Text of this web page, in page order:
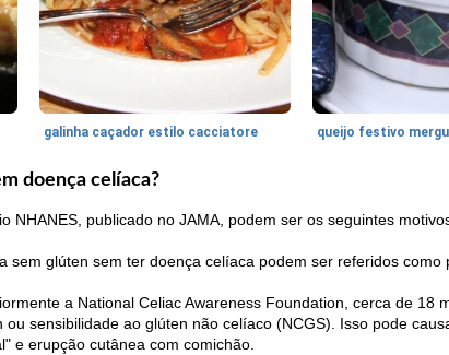
galinha caçador estilo cacciatore queijo festivo
doença celíaca?
NHANES, publicado no JAMA, podem ser os seguintes
sem glúten sem ter doença celíaca podem ser referidos
a National Celiac Awareness Foundation, cerca de 18
sensibilidade ao glúten não celíaco (NCGS). Isso pode
e erupção cutânea com comichão.